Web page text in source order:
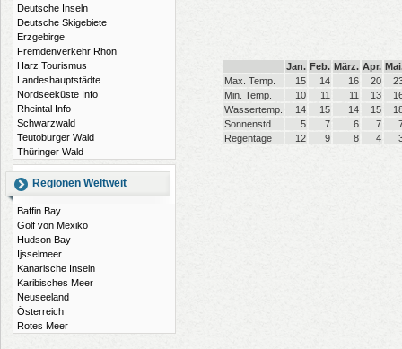
Deutsche Inseln
Deutsche Skigebiete
Erzgebirge
Fremdenverkehr Rhön
Harz Tourismus
Landeshauptstädte
Nordseeküste Info
Rheintal Info
Schwarzwald
Teutoburger Wald
Thüringer Wald
Regionen Weltweit
Baffin Bay
Golf von Mexiko
Hudson Bay
Ijsselmeer
Kanarische Inseln
Karibisches Meer
Neuseeland
Österreich
Rotes Meer
Jan. Feb. März. Apr.
Max. Temp.
15 14 16 20
Min. Temp.
10 11 11 13
Wassertemp.
14 15 14 15
Sonnenstd.
5 7 6 7
Regentage
12 9 8 4